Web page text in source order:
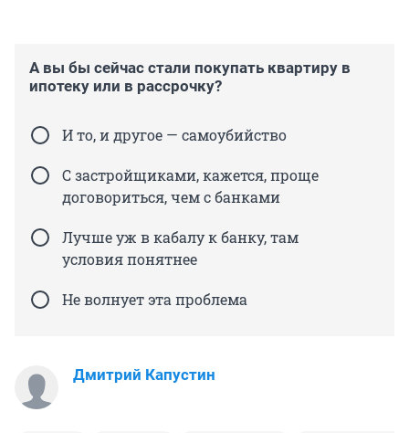
А вы бы сейчас стали покупать квартиру в
ипотеку или в рассрочку?
И то, и другое — самоубийство
С застройщиками, кажется, проще
договориться, чем с банками
Лучше уж в кабалу к банку, там
условия понятнее
Не волнует эта проблема
Дмитрий Капустин